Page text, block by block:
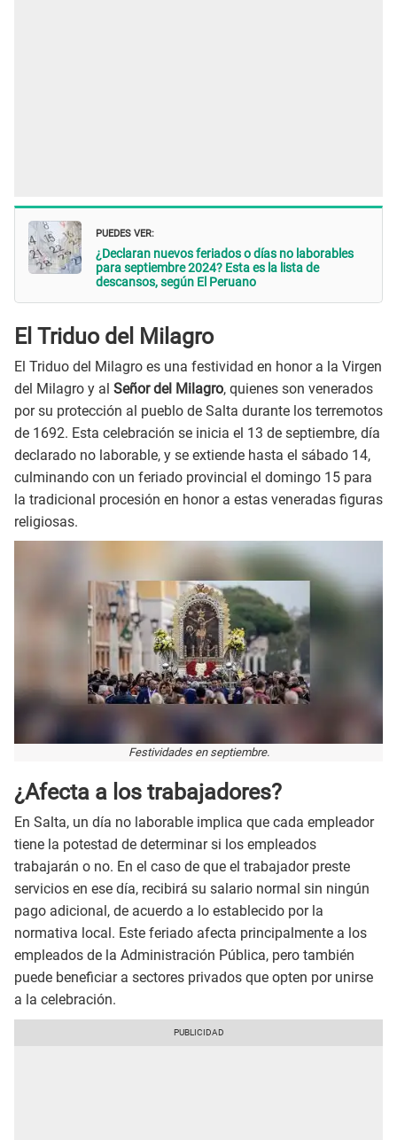
PUEDES VER:
¿Declaran nuevos feriados o días no laborables
para septiembre 2024? Esta es la lista de
descansos, según El Peruano
El Triduo del Milagro
El Triduo del Milagro es una festividad en honor a la Virgen
del Milagro y al Señor del Milagro, quienes son venerados
por su protección al pueblo de Salta durante los terremotos
de 1692. Esta celebración se inicia el 13 de septiembre, día
declarado no laborable, y se extiende hasta el sábado 14,
culminando con un feriado provincial el domingo 15 para
la tradicional procesión en honor a estas veneradas figuras
religiosas.
Festividades en septiembre.
¿Afecta a los trabajadores?
En Salta, un día no laborable implica que cada empleador
tiene la potestad de determinar si los empleados
trabajarán o no. En el caso de que el trabajador preste
servicios en ese día, recibirá su salario normal sin ningún
pago adicional, de acuerdo a lo establecido por la
normativa local. Este feriado afecta principalmente a los
empleados de la Administración Pública, pero también
puede beneficiar a sectores privados que opten por unirse
a la celebración.